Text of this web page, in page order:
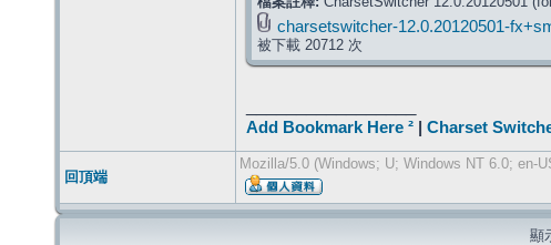
charsetswitcher-12.0.20120501-
被下載 20712 次
Add Bookmark Here ² Charset
回頂端
Mozilla/5.0 (Windows; U; Windows NT 6.0; en-
顯